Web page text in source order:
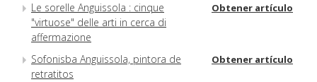
Le sorelle Anguissola : cinque
"virtuose" delle arti in cerca di
affermazione
Obtener artículo
Sofonisba Anguissola, pintora de
retratitos
Obtener artículo